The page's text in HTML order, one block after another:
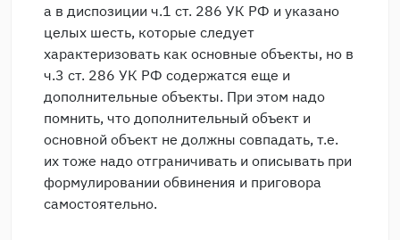
а в диспозиции ч.1 ст. 286 УК РФ и указано
целых шесть, которые следует
характеризовать как основные объекты, но в
ч.3 ст. 286 УК РФ содержатся еще и
дополнительные объекты. При этом надо
помнить, что дополнительный объект и
основной объект не должны совпадать, т.е.
их тоже надо отграничивать и описывать при
формулировании обвинения и приговора
самостоятельно.